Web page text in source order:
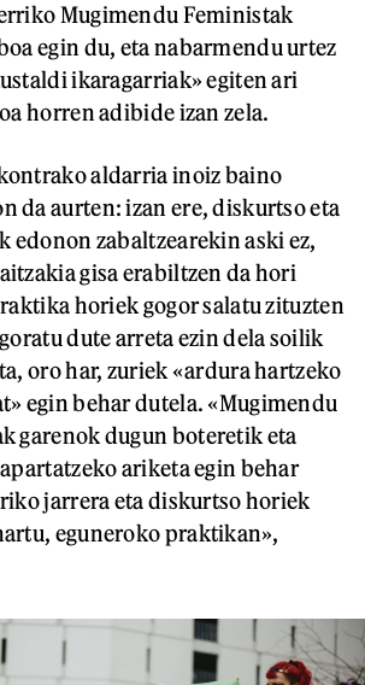
Mugimendu Feministak
egin du, eta nabarmendu urtez
ikaragarriak» egiten ari
horren adibide izan zela.
aldarria inoiz baino
da aurten: izan ere, diskurtso eta
edonon zabaltzearekin aski ez,
gisa erabiltzen da hori
horiek gogor salatu zituzten
dute arreta ezin dela soilik
oro har, zuriek «ardura hartzeko
egin behar dutela. «Mugimendu
garenok dugun boteretik eta
ariketa egin behar
jarrera eta diskurtso horiek
eguneroko praktikan»,